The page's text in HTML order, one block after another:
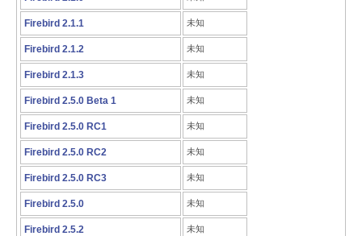
Firebird 2.1.1 未知
Firebird 2.1.2 未知
Firebird 2.1.3 未知
Firebird 2.5.0 Beta 1 未知
Firebird 2.5.0 RC1 未知
Firebird 2.5.0 RC2 未知
Firebird 2.5.0 RC3 未知
Firebird 2.5.0 未知
Firebird 2.5.2 未知